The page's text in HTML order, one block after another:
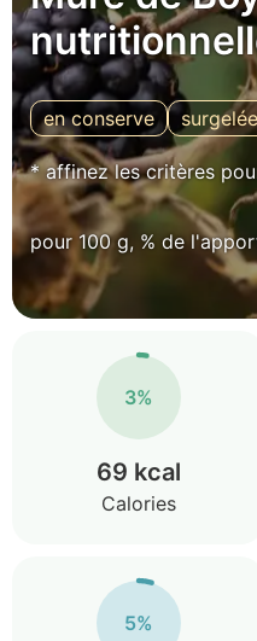
en conserve surgelée
* affinez les critères
pour 100 g, % de
3%
69 kcal
Calories
5%